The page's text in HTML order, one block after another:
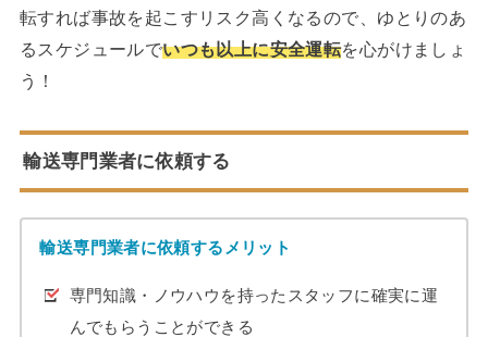
転すれば事故を起こすリスク高くなるので、ゆとりのあ
るスケジュールでいつも以上に安全運転を心がけましょ
う！
輸送専門業者に依頼する
輸送専門業者に依頼するメリット
専門知識・ノウハウを持ったスタッフに確実に運
んでもらうことができる